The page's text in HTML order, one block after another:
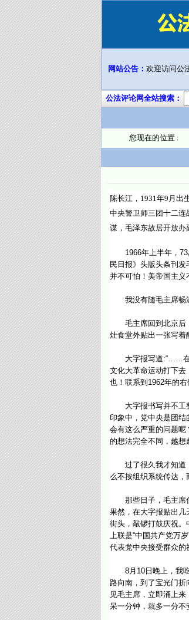
网站公告： 欢迎访问公
公法评论网全站搜索：
您现在的位置 :
陈长江，1931年9月出
中央警卫师三团十二
谋，毛泽东故居开放办
1966年上半年，73
民日报》头版头条刊
并不可怕！美帝国主义
我没有随毛主席畅游
毛主席回到北京后，
灶食堂外贴出一张写
大字报写道:“……在50
文化大革命运动打下
也！联系到1962年的右
大字报书写并不工整
印象中，党中央是团结
会有这么严重的问题
的想法完全不同，越想
过了很久我才知道，
么不按组织系统传达，
那些日子，毛主席住
果然，在大字报贴出
街头，敲锣打鼓庆祝。
上联是“中国共产党万
代表党中央接受群众的
8月10日晚上，我吃
路向南，到了宝光门
见毛主席，立即涌上
呆一分钟，就多一分不